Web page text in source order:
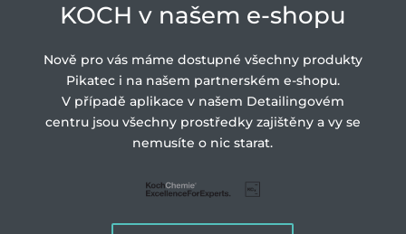
KOCH v našem e-shopu
Nově pro vás máme dostupné všechny produkty
Pikatec i na našem partnerském e-shopu.
V případě aplikace v našem Detailingovém
centru jsou všechny prostředky zajištěny a vy se
nemusíte o nic starat.